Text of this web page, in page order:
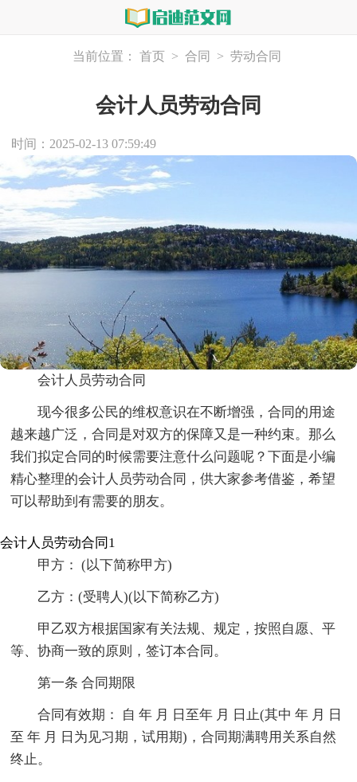
当前位置： 首页 > 合同 > 劳动合同
会计人员劳动合同
时间：2025-02-13 07:59:49
会计人员劳动合同
现今很多公民的维权意识在不断增强，合同的用途
越来越广泛，合同是对双方的保障又是一种约束。那么
我们拟定合同的时候需要注意什么问题呢？下面是小编
精心整理的会计人员劳动合同，供大家参考借鉴，希望
可以帮助到有需要的朋友。
会计人员劳动合同1
甲方： (以下简称甲方)
乙方：(受聘人)(以下简称乙方)
甲乙双方根据国家有关法规、规定，按照自愿、平
等、协商一致的原则，签订本合同。
第一条 合同期限
合同有效期： 自 年 月 日至年 月 日止(其中 年 月 日
至 年 月 日为见习期，试用期)，合同期满聘用关系自然
终止。